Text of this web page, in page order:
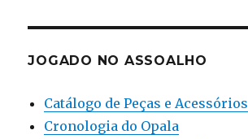
JOGADO NO ASSOALHO
Catálogo de Peças e Acessórios
Cronologia do Opala